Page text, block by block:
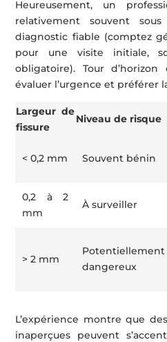
Heureusement, un
relativement souvent
diagnostic fiable (comptez
pour une visite initiale,
obligatoire). Tour
évaluer l’urgence et préférer
Largeur de
fissure
Niveau de risque
< 0,2 mm Souvent bénin
0,2 à 2
mm
À surveiller
> 2 mm
Potentiellement
dangereux
L’expérience montre que
inaperçues peuvent